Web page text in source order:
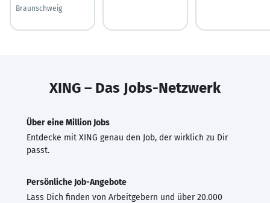
Braunschweig
XING – Das Jobs-Netzwerk
Über eine Million Jobs
Entdecke mit XING genau den Job, der wirklich zu Dir
passt.
Persönliche Job-Angebote
Lass Dich finden von Arbeitgebern und über 20.000